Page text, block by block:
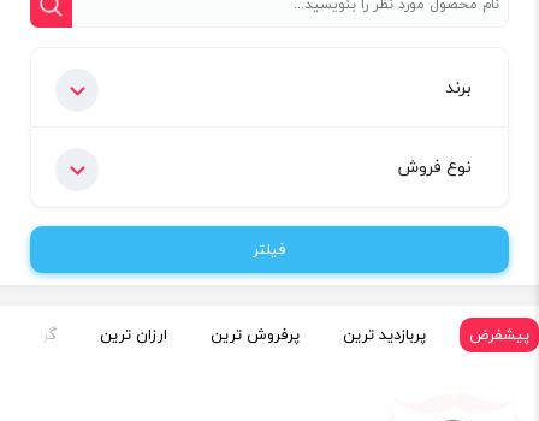
برند
نوع فروش
فیلتر
پیشفرض پربازدید ترین پرفروش ترین ارزان ترین گران